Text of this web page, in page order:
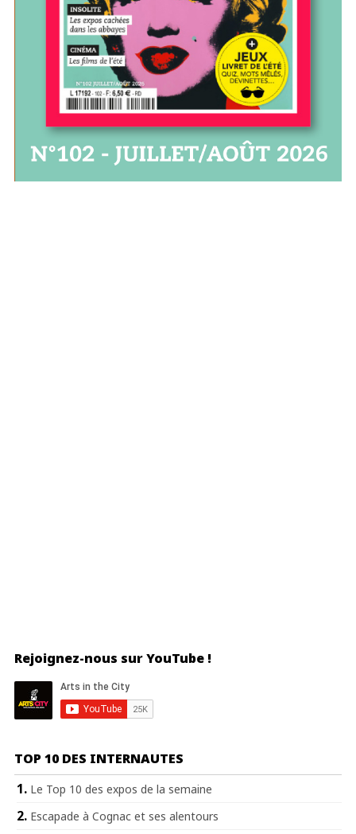
Rejoignez-nous sur YouTube !
TOP 10 DES INTERNAUTES
Le Top 10 des expos de la semaine
Escapade à Cognac et ses alentours